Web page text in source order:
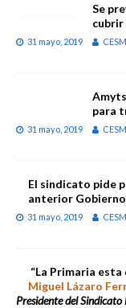
Se
cubrir
31 mayo, 2019 CESM
para
31 mayo, 2019 CESM
El sindicato pide
anterior Gobierno
31 mayo, 2019 CESM
“La Primaria esta
Miguel Lázaro
Presidente del